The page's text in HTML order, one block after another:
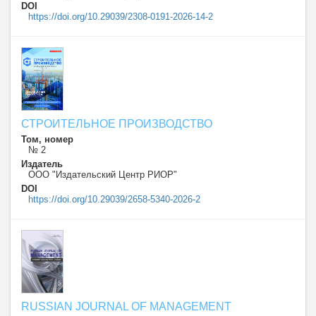
DOI
https://doi.org/10.29039/2308-0191-2026-14-2
СТРОИТЕЛЬНОЕ ПРОИЗВОДСТВО
Том, номер
№ 2
Издатель
ООО "Издательский Центр РИОР"
DOI
https://doi.org/10.29039/2658-5340-2026-2
RUSSIAN JOURNAL OF MANAGEMENT